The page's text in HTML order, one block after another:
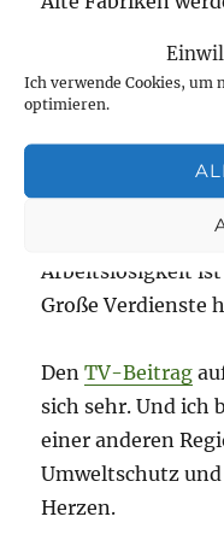
Ich verwende Cookies, um
optimieren.
zum Laufen
Beschäftigten
sorgen dafür,
bleibt. Junge
und Moderne in
Arbeitslosigkeit
Große Verdienste
DenTV-Beitrag
sich sehr. Und ich
einer anderen
Umweltschutz
Herzen.